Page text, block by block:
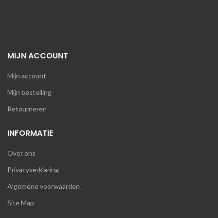
MIJN ACCOUNT
Mijn account
Mijn bestelling
Retourneren
INFORMATIE
Over ons
Privacyverklaring
Algemene voorwaarden
Site Map